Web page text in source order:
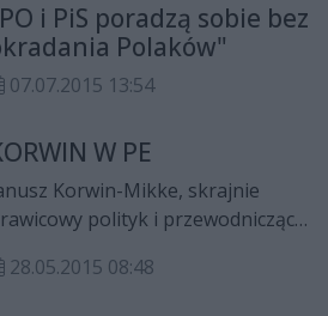
w referendum
punktowi pierwszemu i
a punkt trzeci jest
PiS poradzą sobie bez
Polaków"
07.07.2015 13:54
W PE
Korwin-Mikke, skrajnie
polityk i przewodniczący
do Euro
28.05.2015 08:48